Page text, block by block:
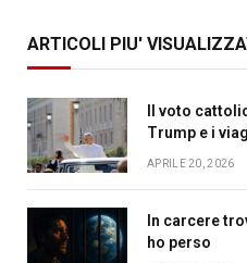
ARTICOLI PIU'
Il voto
Trump e i
APRILE 20, 2026
In carcere
ho perso